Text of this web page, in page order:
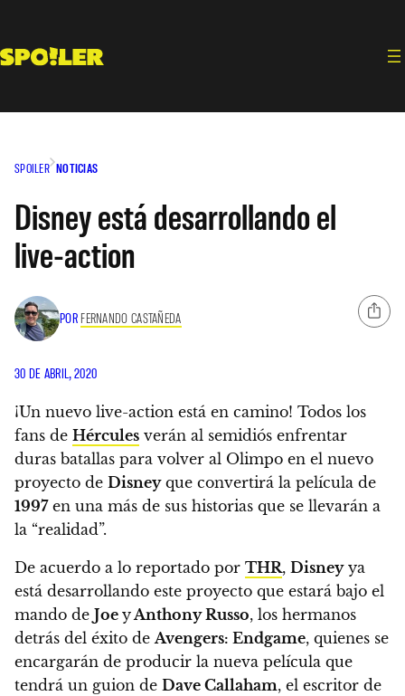
contenido
SPOILER NOTICIAS
Disney está desarrollando el
live-action
POR FERNANDO CASTAÑEDA
30 DE ABRIL, 2020
¡Un nuevo live-action está en camino! Todos los
fans de Hércules verán al semidiós enfrentar
duras batallas para volver al Olimpo en el nuevo
proyecto de Disneyque convertirá la película de
1997en una más de sus historias que se llevarán a
la “realidad”.
De acuerdo a lo reportado por THR, Disneyya
está desarrollando este proyecto que estará bajo el
mando de Joe yAnthony Russo, los hermanos
detrás del éxito deAvengers: Endgame, quienes se
encargarán de producir la nueva película que
tendrá un guion de Dave Callaham, el escritor de